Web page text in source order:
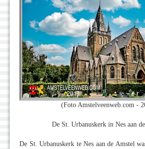
(Foto Amstelveenweb.com -
De St. Urbanuskerk in Nes aan
De St. Urbanuskerk te Nes aan de Amstel